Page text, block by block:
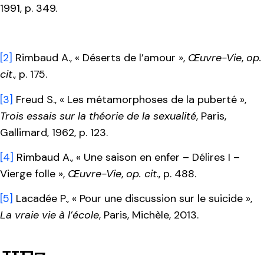
1991, p. 349.
[2] Rimbaud A., « Déserts de l’amour », Œuvre-Vie, op.
cit., p. 175.
[3] Freud S., « Les métamorphoses de la puberté »,
Trois essais sur la théorie de la sexualité, Paris,
Gallimard, 1962, p. 123.
[4] Rimbaud A., « Une saison en enfer – Délires I –
Vierge folle », Œuvre-Vie, op. cit., p. 488.
[5] Lacadée P., « Pour une discussion sur le suicide »,
La vraie vie à l’école, Paris, Michèle, 2013.